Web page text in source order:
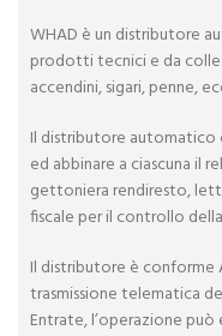
WHAD è un distributore
prodotti tecnici e da
accendini, sigari, penne,
Il distributore automatico
ed abbinare a ciascuna il
gettoniera rendiresto,
fiscale per il
Il distributore è conforme
trasmissione telematica
Entrate, l’operazione può